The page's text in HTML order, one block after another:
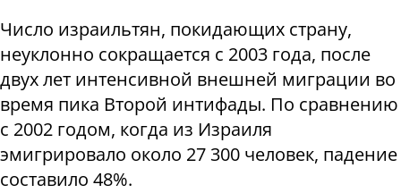
Число израильтян, покидающих страну,
неуклонно сокращается с 2003 года, после
двух лет интенсивной внешней миграции во
время пика Второй интифады. По сравнению
с 2002 годом, когда из Израиля
эмигрировало около 27 300 человек, падение
составило 48%.